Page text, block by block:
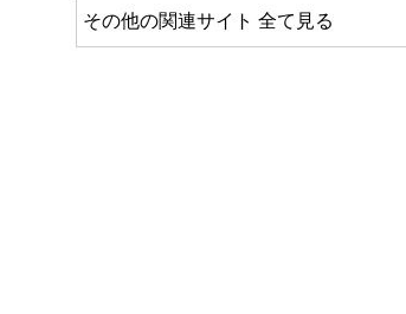
その他の関連サイト 全て見る